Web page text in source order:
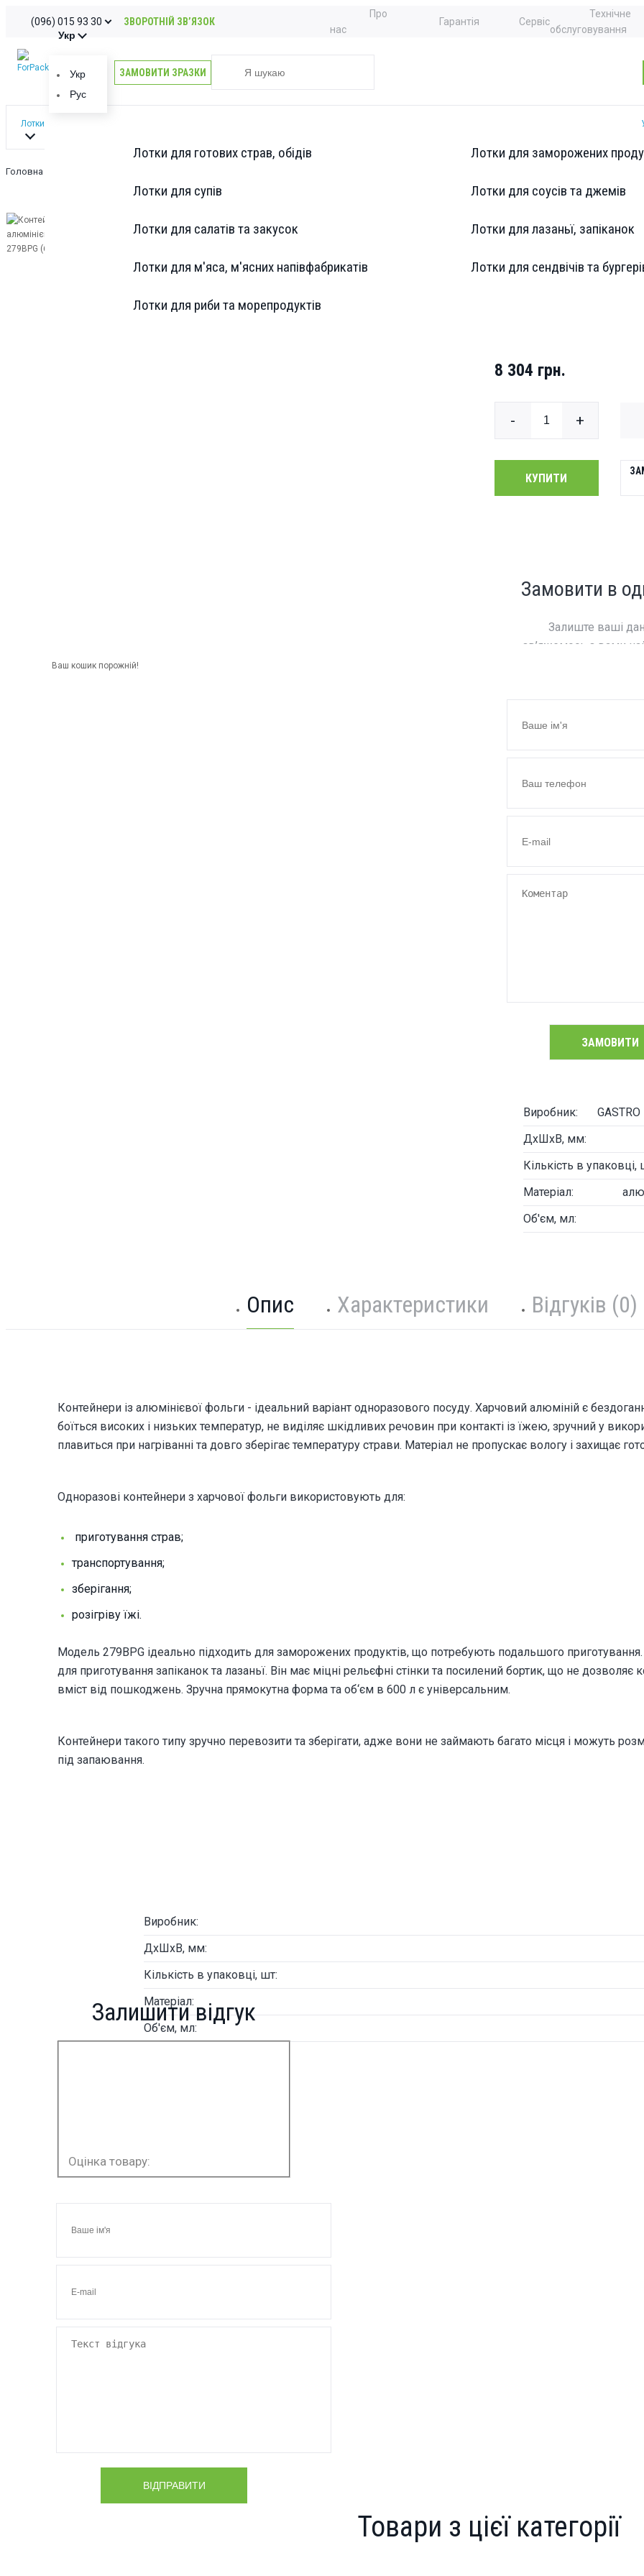
(096) 015 93 30 ЗВОРОТНІЙ ЗВ’ЯЗОК
Про
нас
Гарантія Сервіс
Технічне
обслуговування
Укр
Укр
Рус
ЗАМОВИТИ ЗРАЗКИ
Ваш кошик порожній!
Лотки
Лотки для готових страв, обідів
Лотки для супів
Лотки для салатів та закусок
Лотки для м'яса, м'ясних напівфабрикатів
Лотки для риби та морепродуктів
Лотки для заморожених
Лотки для соусів та джемів
Лотки для лазаньї, запіканок
Лотки для сендвічів та
Головна
Контейнер із
279BPG (640
8 304 грн.
- +
КУПИТИ
Замовити в
Залиште ваші
зв’яжемось з вами
ЗАМОВИТИ
Виробник:
ДxШхВ, мм:
Кількість в упаковці,
Матеріал:
Об'єм, мл:
Опис Характеристики Відгуків (0)
Контейнери із алюмінієвої фольги - ідеальний варіант одноразового посуду. Харчовий алюміній є
боїться високих і низьких температур, не виділяє шкідливих речовин при контакті із їжею, зручний у
плавиться при нагріванні та довго зберігає температуру страви. Матеріал не пропускає вологу і захищає
Одноразові контейнери з харчової фольги використовують для:
приготування страв;
транспортування;
зберігання;
розігріву їжі.
Модель 279BPG ідеально підходить для заморожених продуктів, що потребують подальшого
для приготування запіканок та лазаньї. Він має міцні рельєфні стінки та посилений бортик, що не
вміст від пошкоджень. Зручна прямокутна форма та об‘єм в 600 л є універсальним.
Контейнери такого типу зручно перевозити та зберігати, адже вони не займають багато місця і можуть
під запаювання.
Виробник:
ДxШхВ, мм:
Кількість в упаковці, шт:
Матеріал:
Об'єм, мл:
Залишити відгук
Оцінка товару:
ВІДПРАВИТИ
Товари з цієї категорії